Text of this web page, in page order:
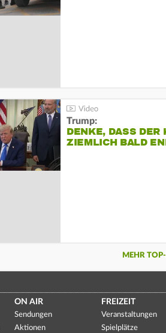
Trump:
DENKE, DASS DER
ZIEMLICH BALD
MEHR
ON AIR
Sendungen
Aktionen
FREIZEIT
Veranstaltungen
Spielplätze